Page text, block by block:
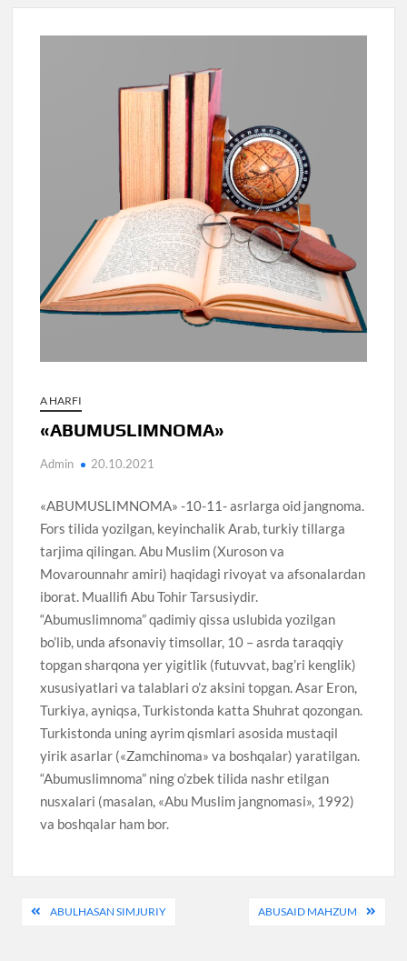
A HARFI
«ABUMUSLIMNOMA»
Admin 20.10.2021
«ABUMUSLIMNOMA» -10-11- asrlarga oid jangnoma.
Fors tilida yozilgan, keyinchalik Arab, turkiy tillarga
tarjima qilingan. Abu Muslim (Xuroson va
Movarounnahr amiri) haqidagi rivoyat va afsonalardan
iborat. Muallifi Abu Tohir Tarsusiydir.
“Abumuslimnoma” qadimiy qissa uslubida yozilgan
bo’lib, unda afsonaviy timsollar, 10 – asrda taraqqiy
topgan sharqona yer yigitlik (futuvvat, bag’ri kenglik)
xususiyatlari va talablari o’z aksini topgan. Asar Eron,
Turkiya, ayniqsa, Turkistonda katta Shuhrat qozongan.
Turkistonda uning ayrim qismlari asosida mustaqil
yirik asarlar («Zamchinoma» va boshqalar) yaratilgan.
“Abumuslimnoma” ning o’zbek tilida nashr etilgan
nusxalari (masalan, «Abu Muslim jangnomasi», 1992)
va boshqalar ham bor.
PostABULHASAN SIMJURIY ABUSAID MAHZUM